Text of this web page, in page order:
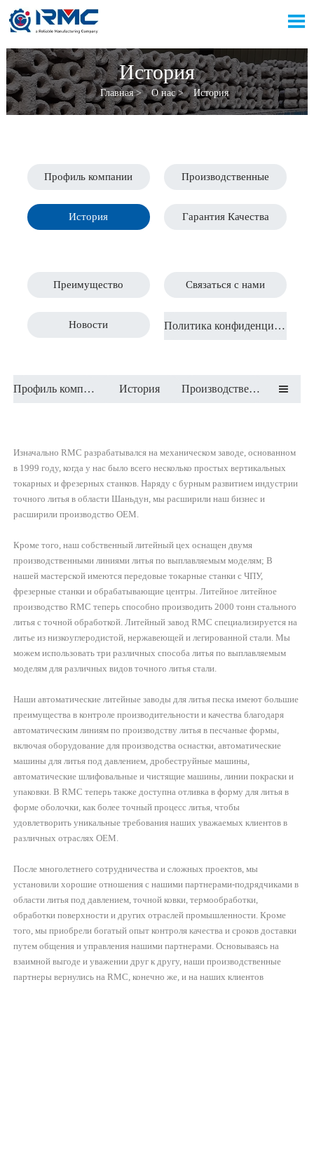

История
Главная> О нас> История
Профиль компании
История
Производственные
Гарантия Качества
Преимущество
Новости
Связаться с нами
Политика конфиденциальности
Профиль компании История Производственные мощности 
Изначально RMC разрабатывался на механическом заводе, основанном
в 1999 году, когда у нас было всего несколько простых вертикальных
токарных и фрезерных станков. Наряду с бурным развитием индустрии
точного литья в области Шаньдун, мы расширили наш бизнес и
расширили производство OEM.
Кроме того, наш собственный литейный цех оснащен двумя
производственными линиями литья по выплавляемым моделям; В
нашей мастерской имеются передовые токарные станки с ЧПУ,
фрезерные станки и обрабатывающие центры. Литейное литейное
производство RMC теперь способно производить 2000 тонн стального
литья с точной обработкой. Литейный завод RMC специализируется на
литье из низкоуглеродистой, нержавеющей и легированной стали. Мы
можем использовать три различных способа литья по выплавляемым
моделям для различных видов точного литья стали.
Наши автоматические литейные заводы для литья песка имеют большие
преимущества в контроле производительности и качества благодаря
автоматическим линиям по производству литья в песчаные формы,
включая оборудование для производства оснастки, автоматические
машины для литья под давлением, дробеструйные машины,
автоматические шлифовальные и чистящие машины, линии покраски и
упаковки. В RMC теперь также доступна отливка в форму для литья в
форме оболочки, как более точный процесс литья, чтобы
удовлетворить уникальные требования наших уважаемых клиентов в
различных отраслях OEM.
После многолетнего сотрудничества и сложных проектов, мы
установили хорошие отношения с нашими партнерами-подрядчиками в
области литья под давлением, точной ковки, термообработки,
обработки поверхности и других отраслей промышленности. Кроме
того, мы приобрели богатый опыт контроля качества и сроков доставки
путем общения и управления нашими партнерами. Основываясь на
взаимной выгоде и уважении друг к другу, наши производственные
партнеры вернулись на RMC, конечно же, и на наших клиентов